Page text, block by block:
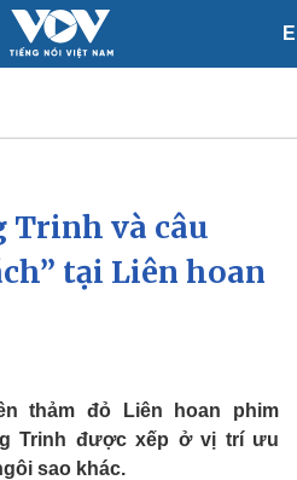
Xã hội
Tin 24h
Dự báo thời tiết
Trinh và câu
tại Liên hoan
thảm đỏ Liên hoan phim
Trinh được xếp ở vị trí ưu
sao khác.